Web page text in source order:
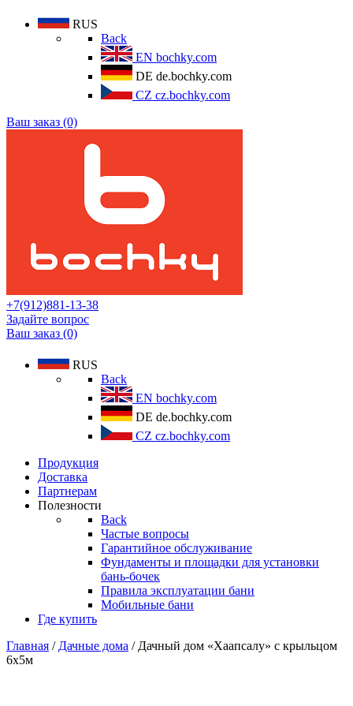
RUS
Back
EN bochky.com
DE de.bochky.com
CZ cz.bochky.com
Ваш заказ (0)
+7(912)881-13-38
Задайте вопрос
Ваш заказ (0)
RUS
Back
EN bochky.com
DE de.bochky.com
CZ cz.bochky.com
Продукция
Доставка
Партнерам
Полезности
Back
Частые вопросы
Гарантийное обслуживание
Фундаменты и площадки для установки
бань-бочек
Правила эксплуатации бани
Мобильные бани
Где купить
Главная / Дачные дома / Дачный дом «Хаапсалу» с крыльцом
6х5м